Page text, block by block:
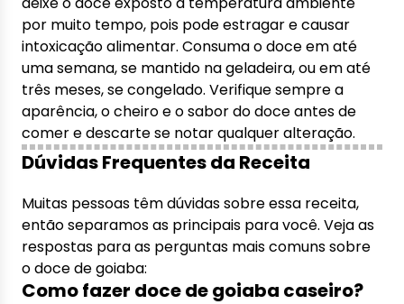
por muito tempo, pois pode estragar e causar
intoxicação alimentar. Consuma o doce em até
uma semana, se mantido na geladeira, ou em até
três meses, se congelado. Verifique sempre a
aparência, o cheiro e o sabor do doce antes de
comer e descarte se notar qualquer alteração.
Dúvidas Frequentes da Receita
Muitas pessoas têm dúvidas sobre essa receita,
então separamos as principais para você. Veja as
respostas para as perguntas mais comuns sobre
o doce de goiaba:
Como fazer doce de goiaba caseiro?